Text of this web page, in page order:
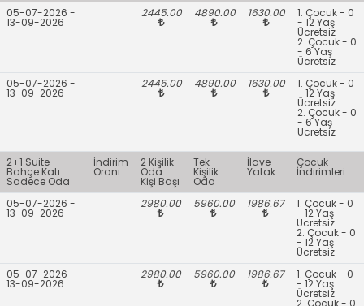
05-07-2026 -
13-09-2026
2445.00 4890.00 1630.00 1. Çocuk - 0
- 12 Yaş
Ücretsiz
2. Çocuk - 0
- 6 Yaş
Ücretsiz
05-07-2026 -
13-09-2026
2445.00 4890.00 1630.00 1. Çocuk - 0
- 12 Yaş
Ücretsiz
2. Çocuk - 0
- 6 Yaş
Ücretsiz
2+1 Suite
Bahçe Katı
Sadece Oda
İndirim
Oranı
2 Kişilik
Oda
Kişi Başı
Tek
Kişilik
Oda
İlave
Yatak
Çocuk
İndirimleri
05-07-2026 -
13-09-2026
2980.00 5960.00 1986.67 1. Çocuk - 0
- 12 Yaş
Ücretsiz
2. Çocuk - 0
- 12 Yaş
Ücretsiz
05-07-2026 -
13-09-2026
2980.00 5960.00 1986.67 1. Çocuk - 0
- 12 Yaş
Ücretsiz
2. Çocuk - 0